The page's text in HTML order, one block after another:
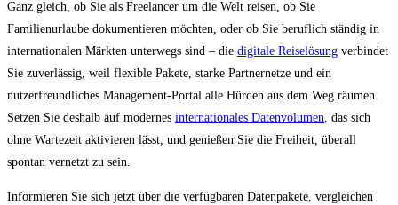
Ganz gleich, ob Sie als Freelancer um die Welt reisen, ob Sie
Familienurlaube dokumentieren möchten, oder ob Sie beruflich ständig in
internationalen Märkten unterwegs sind – die digitale Reiselösung verbindet
Sie zuverlässig, weil flexible Pakete, starke Partnernetze und ein
nutzerfreundliches Management‑Portal alle Hürden aus dem Weg räumen.
Setzen Sie deshalb auf modernes internationales Datenvolumen, das sich
ohne Wartezeit aktivieren lässt, und genießen Sie die Freiheit, überall
spontan vernetzt zu sein.
Informieren Sie sich jetzt über die verfügbaren Datenpakete, vergleichen